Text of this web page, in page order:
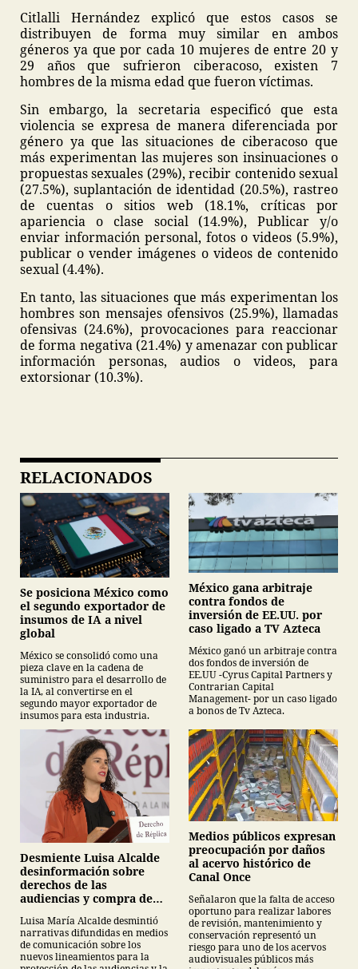
Citlalli Hernández explicó que estos casos se
distribuyen de forma muy similar en ambos
géneros ya que por cada 10 mujeres de entre 20 y
29 años que sufrieron ciberacoso, existen 7
hombres de la misma edad que fueron víctimas.
Sin embargo, la secretaria especificó que esta
violencia se expresa de manera diferenciada por
género ya que las situaciones de ciberacoso que
más experimentan las mujeres son insinuaciones o
propuestas sexuales (29%), recibir contenido sexual
(27.5%), suplantación de identidad (20.5%), rastreo
de cuentas o sitios web (18.1%, críticas por
apariencia o clase social (14.9%), Publicar y/o
enviar información personal, fotos o videos (5.9%),
publicar o vender imágenes o videos de contenido
sexual (4.4%).
En tanto, las situaciones que más experimentan los
hombres son mensajes ofensivos (25.9%), llamadas
ofensivas (24.6%), provocaciones para reaccionar
de forma negativa (21.4%) y amenazar con publicar
información personas, audios o videos, para
extorsionar (10.3%).
RELACIONADOS
Se posiciona México como
el segundo exportador de
insumos de IA a nivel
global
México se consolidó como una
pieza clave en la cadena de
suministro para el desarrollo de
la IA, al convertirse en el
segundo mayor exportador de
insumos para esta industria.
México gana arbitraje
contra fondos de
inversión de EE.UU. por
caso ligado a TV Azteca
México ganó un arbitraje contra
dos fondos de inversión de
EE.UU -Cyrus Capital Partners y
Contrarian Capital
Management- por un caso ligado
a bonos de Tv Azteca.
Desmiente Luisa Alcalde
desinformación sobre
derechos de las
audiencias y compra de
Luisa María Alcalde desmintió
narrativas difundidas en medios
de comunicación sobre los
nuevos lineamientos para la
Medios públicos expresan
preocupación por daños
al acervo histórico de
Canal Once
Señalaron que la falta de acceso
oportuno para realizar labores
de revisión, mantenimiento y
conservación representó un
riesgo para uno de los acervos
audiovisuales públicos más